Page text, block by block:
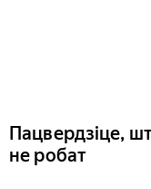
Пацвердзіце,
не робат